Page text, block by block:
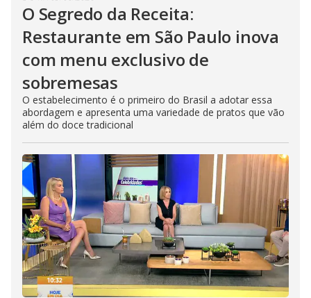
O Segredo da Receita:
Restaurante em São Paulo inova
com menu exclusivo de
sobremesas
O estabelecimento é o primeiro do Brasil a adotar essa
abordagem e apresenta uma variedade de pratos que vão
além do doce tradicional